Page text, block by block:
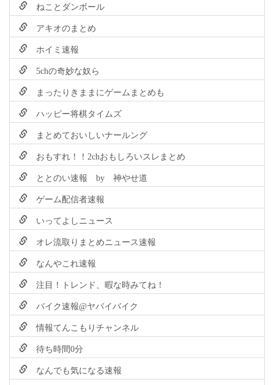
ねことダンボール
アキオのまとめ
ホイミ速報
5chの奇妙な奴ら
まったりきままにゲームまとめも
ハッピー将棋タイムズ
まとめておいしいナールング
おもすれ！！2chおもしろいスレまとめ
ととのい速報 by 神やせ道
ゲーム配信者速報
いってよしニュース
オレ流取りまとめニュース速報
なんやこれ速報
注目！トレンド、暇な時みてね！
バイク速報@ヤバイバイク
情報てんこもりチャンネル
待ち時間0分
なんでも気になる速報